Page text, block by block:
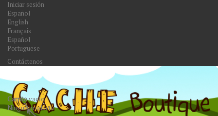
Iniciar sesión
Español
English
Français
Español
Portuguese
Contáctenos
Carritovacío
Ningún producto